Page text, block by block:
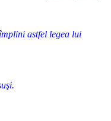
astfel legea lui